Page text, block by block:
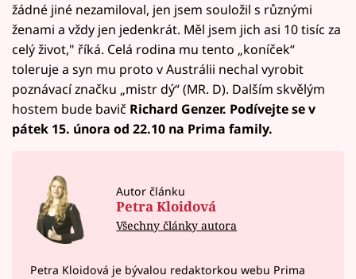
žádné jiné nezamiloval, jen jsem souložil s různými
ženami a vždy jen jedenkrát. Měl jsem jich asi 10 tisíc za
celý život," říká. Celá rodina mu tento „koníček“
toleruje a syn mu proto v Austrálii nechal vyrobit
poznávací značku „mistr dý“ (MR. D). Dalším skvělým
hostem bude bavič Richard Genzer. Podívejte se v
pátek 15. února od 22.10 na Prima family.
Autor článku
Petra Kloidová
Všechny články autora
Petra Kloidová je bývalou redaktorkou webu Prima